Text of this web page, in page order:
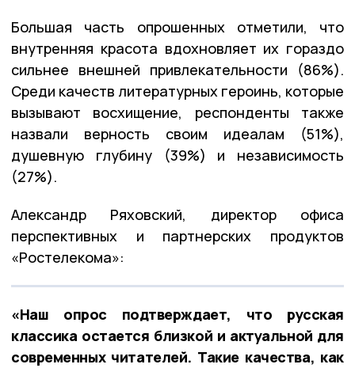
Большая часть опрошенных отметили, что
внутренняя красота вдохновляет их гораздо
сильнее внешней привлекательности (86%).
Среди качеств литературных героинь, которые
вызывают восхищение, респонденты также
назвали верность своим идеалам (51%),
душевную глубину (39%) и независимость
(27%).
Александр Ряховский, директор офиса
перспективных и партнерских продуктов
«Ростелекома»:
«Наш опрос подтверждает, что русская
классика остается близкой и актуальной для
современных читателей. Такие качества, как